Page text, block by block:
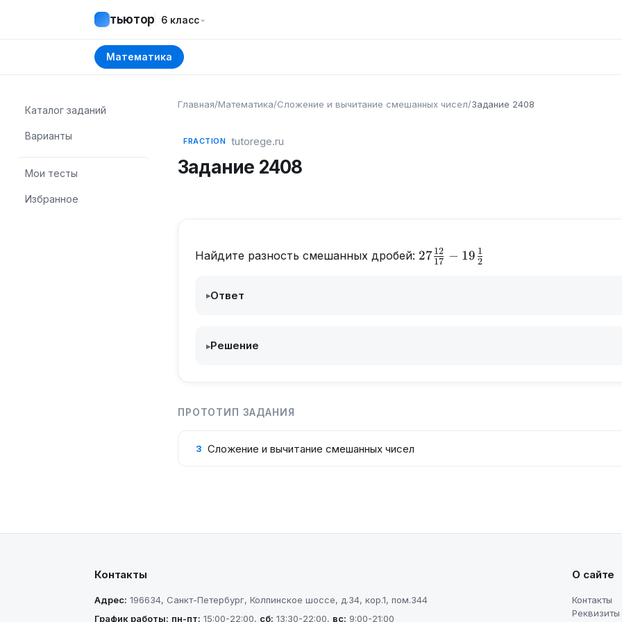
тьютор 6 класс⌄
Математика
Каталог заданий
Варианты
Мои тесты
Избранное
Главная/Математика/Сложение и вычитание смешанных чисел/Задание 2408
FRACTION tutorege.ru
Задание 2408
Найдите разность смешанных дробей: 27\frac{12}
2717
12 − 19 2
1
▸Ответ
▸Решение
ПРОТОТИП ЗАДАНИЯ
3 Сложение и вычитание смешанных чисел
Контакты
Адрес: 196634, Санкт-Петербург, Колпинское шоссе, д.34, кор.1, пом.344
График работы: пн-пт: 15:00-22:00, сб: 13:30-22:00, вс: 9:00-21:00
О сайте
Контакты
Реквизиты